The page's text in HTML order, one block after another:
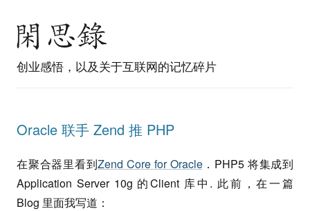
创业感悟，以及关于互联网的记忆碎片
Oracle 联手 Zend 推 PHP
在聚合器里看到Zend Core for Oracle．PHP5 将集成到
Application Server 10g 的Client 库中. 此前，在一篇
Blog 里面我写道：